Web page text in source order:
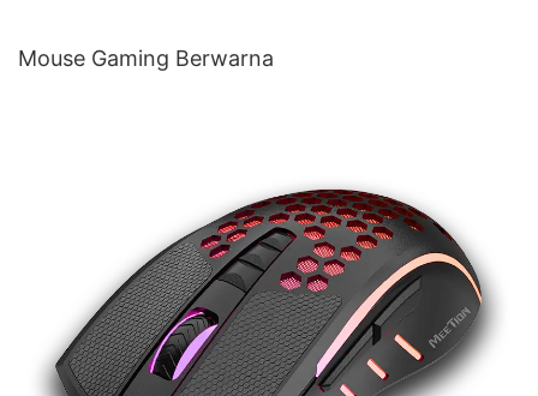
Mouse Gaming Berwarna